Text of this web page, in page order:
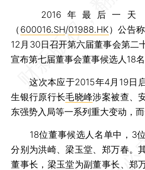
2016年最后一天
（ 600016.SH/01988.HK）公告
12月30日召开第六届董事会第二
宣布第七届董事会董事候选人18名
这次本应于2015年4月19日
生银行原行长毛晓峰涉案被查、
东强势入局等一系列重大变动，而
18位董事候选人名单中，3位
分别为洪崎、梁玉堂、郑万春。
董事长，梁玉堂为副董事长、郑